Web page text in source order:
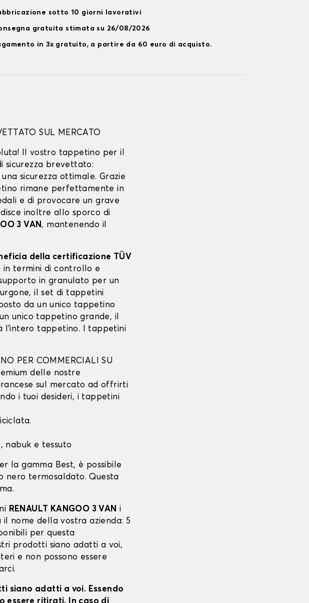
sotto 10 giorni lavorativi
gratuita stimata su 26/08/2026
in 3x gratuito, a partire da 60 euro di acquisto.
SUL MERCATO
Il vostro tappetino per il
sicurezza brevettato:
sicurezza ottimale. Grazie
rimane perfettamente in
e di provocare un grave
inoltre allo sporco di
3 VAN, mantenendo il
della certificazione TÜV
in termini di controllo e
in granulato per un
il set di tappetini
da un unico tappetino
unico tappetino grande, il
l'intero tappetino. I tappetini
PER COMMERCIALI SU
delle nostre
sul mercato ad offrirti
i tuoi desideri, i tappetini
nabuk e tessuto
la gamma Best, è possibile
nero termosaldato. Questa
RENAULT KANGOO 3 VAN i
nome della vostra azienda: 5
per questa
prodotti siano adatti a voi,
e non possono essere
siano adatti a voi. Essendo